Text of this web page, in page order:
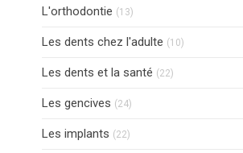
L'orthodontie (13)
Les dents chez l'adulte (10)
Les dents et la santé (22)
Les gencives (24)
Les implants (22)